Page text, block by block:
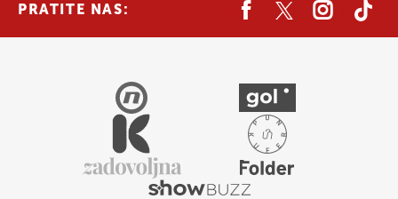
PRATITE NAS: